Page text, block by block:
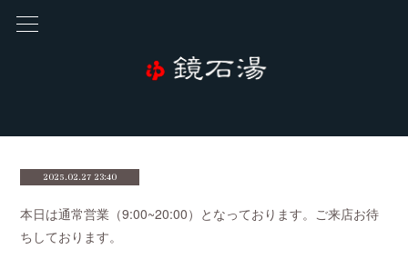
2025.02.27 23:40
本日は通常営業（9:00~20:00）となっております。ご来店お待
ちしております。